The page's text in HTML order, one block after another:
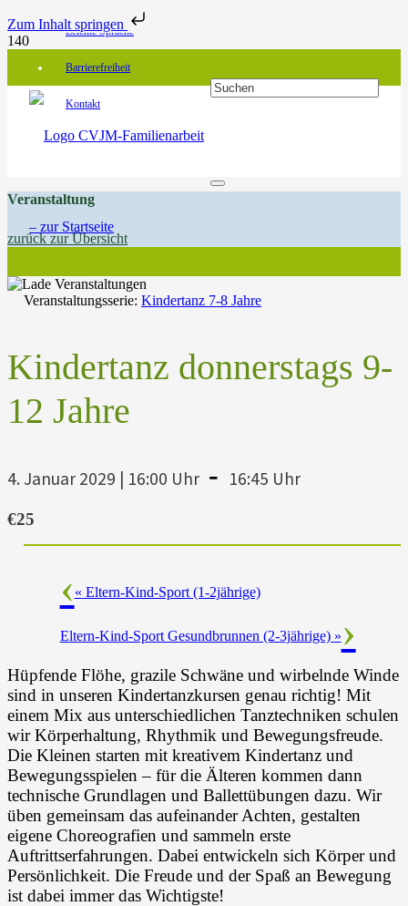
Zum Inhalt springen
Leichte Sprache
Barrierefreiheit
Kontakt
Veranstaltung
zurück zur Übersicht
Veranstaltungsserie: Kindertanz 7-8 Jahre
Kindertanz donnerstags 9-
12 Jahre
4. Januar 2029 | 16:00 Uhr - 16:45 Uhr
€25
« Eltern-Kind-Sport (1-2jährige)
Eltern-Kind-Sport Gesundbrunnen (2-3jährige) »
Hüpfende Flöhe, grazile Schwäne und wirbelnde Winde
sind in unseren Kindertanzkursen genau richtig! Mit
einem Mix aus unterschiedlichen Tanztechniken schulen
wir Körperhaltung, Rhythmik und Bewegungsfreude.
Die Kleinen starten mit kreativem Kindertanz und
Bewegungsspielen – für die Älteren kommen dann
technische Grundlagen und Ballettübungen dazu. Wir
üben gemeinsam das aufeinander Achten, gestalten
eigene Choreografien und sammeln erste
Auftrittserfahrungen. Dabei entwickeln sich Körper und
Persönlichkeit. Die Freude und der Spaß an Bewegung
ist dabei immer das Wichtigste!